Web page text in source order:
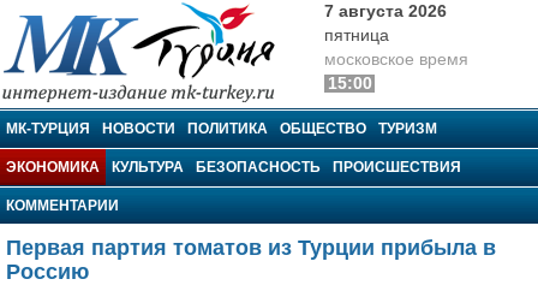
МК-Турция
7 августа 2026
пятница
московское время
15:00
МК-ТУРЦИЯ НОВОСТИ ПОЛИТИКА ОБЩЕСТВО ТУРИЗМ
ЭКОНОМИКА КУЛЬТУРА БЕЗОПАСНОСТЬ ПРОИСШЕСТВИЯ
КОММЕНТАРИИ
Первая партия томатов из Турции прибыла в
Россию